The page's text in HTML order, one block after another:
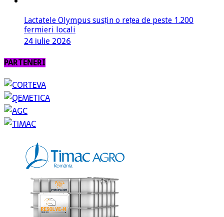
Lactatele Olympus susțin o rețea de peste 1.200
fermieri locali
24 iulie 2026
PARTENERI